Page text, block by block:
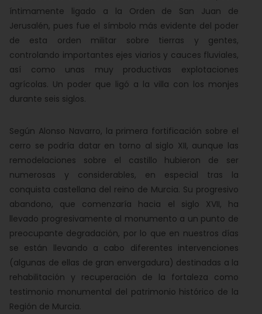
íntimamente ligado a la Orden de San Juan de
Jerusalén, pues fue el símbolo más evidente del poder
de esta orden militar sobre tierras y gentes,
controlando importantes ejes viarios y cauces fluviales,
así como unas muy productivas explotaciones
agrícolas. Un poder que ligó a la villa con los monjes
durante seis siglos.
Según Alonso Navarro, la primera fortificación sobre el
cerro se podría datar en torno al siglo XII, aunque las
remodelaciones sobre el castillo hubieron de ser
numerosas y considerables, en especial tras la
conquista castellana del reino de Murcia. Su progresivo
abandono, que comenzaría hacia el siglo XVII, ha
llevado progresivamente al monumento a un punto de
preocupante degradación, por lo que en nuestros días
se están llevando a cabo diferentes intervenciones
(algunas de ellas de gran envergadura) destinadas a la
rehabilitación y recuperación de la fortaleza como
testimonio monumental del patrimonio histórico de la
Región de Murcia.